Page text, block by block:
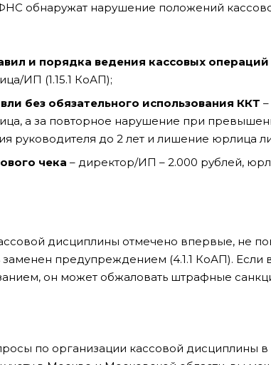
обнаружат нарушение положений
и порядка ведения кассовых операций
ИП (1.15.1 КоАП);
без обязательного использования ККТ
а за повторное нарушение при
руководителя до 2 лет и лишение юрлица
чека – директор/ИП – 2.000 рублей,
дисциплины отмечено впервые, не
предупреждением (4.1.1 КоАП). Если
он может обжаловать штрафные
по организации кассовой дисциплины